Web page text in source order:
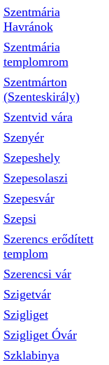
Szentmária
Havránok
Szentmária
templomrom
Szentmárton
(Szenteskirály)
Szentvid vára
Szenyér
Szepeshely
Szepesolaszi
Szepesvár
Szepsi
Szerencs erődített
templom
Szerencsi vár
Szigetvár
Szigliget
Szigliget Óvár
Szklabinya